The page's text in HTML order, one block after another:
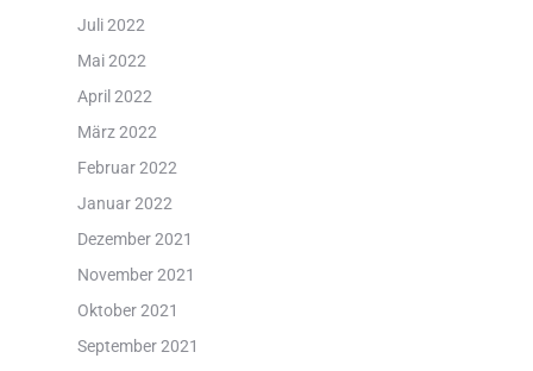
Juli 2022
Mai 2022
April 2022
März 2022
Februar 2022
Januar 2022
Dezember 2021
November 2021
Oktober 2021
September 2021